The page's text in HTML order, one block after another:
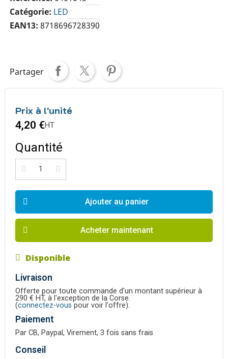
Catégorie LED
EAN13 8718696728390
Partager
Prix à l'unité
4,20 €HT
Quantité
Ajouter au panier
Acheter maintenant
Disponible
Livraison
Offerte pour toute commande d'un montant supérieur à
290 € HT, à l'exception de la Corse.
(connectez-vous pour voir l'offre).
Paiement
Par CB, Paypal, Virement, 3 fois sans frais
Conseil